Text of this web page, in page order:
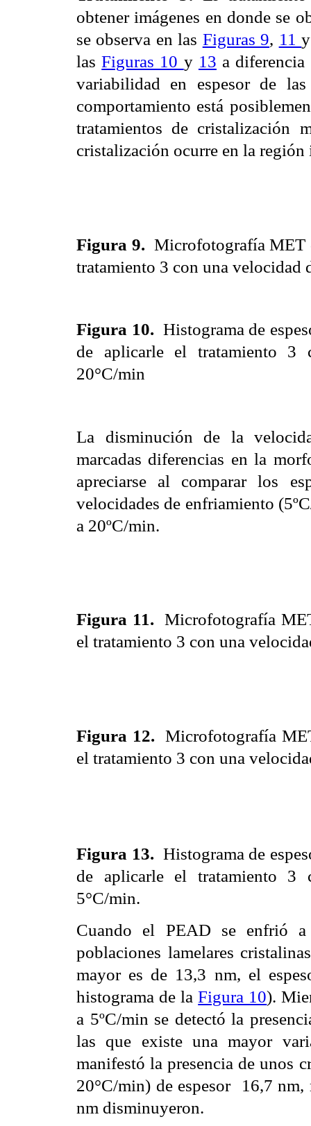
obtener imágenes en donde se
se observa en las Figuras 9, 11
lasFiguras 10 y 13 a
variabilidad en espesor de
comportamiento está
tratamientos de cristalización
cristalización ocurre en la
Figura 9. Microfotografía MET
tratamiento 3 con una velocidad
Figura 10. Histograma de
de aplicarle el tratamiento 3
20°C/min
La disminución de la
marcadas diferencias en la
apreciarse al comparar los
velocidades de enfriamiento
a 20ºC/min.
Figura 11. Microfotografía
el tratamiento 3 con una
Figura 12. Microfotografía
el tratamiento 3 con una
Figura 13. Histograma de
de aplicarle el tratamiento 3
5°C/min.
Cuando el PEAD se enfrió
poblaciones lamelares
mayor es de 13,3 nm, el
histograma de laFigura 10).
a 5ºC/min se detectó la
las que existe una mayor
manifestó la presencia de unos
20°C/min) de espesor
16,7 nm,
nm disminuyeron.